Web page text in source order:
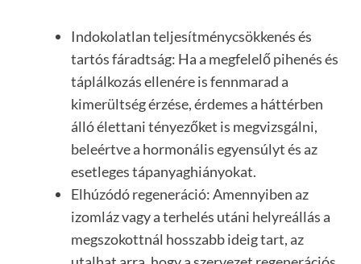
Indokolatlan teljesítménycsökkenés és
tartós fáradtság: Ha a megfelelő pihenés és
táplálkozás ellenére is fennmarad a
kimerültség érzése, érdemes a háttérben
álló élettani tényezőket is megvizsgálni,
beleértve a hormonális egyensúlyt és az
esetleges tápanyaghiányokat.
Elhúzódó regeneráció: Amennyiben az
izomláz vagy a terhelés utáni helyreállás a
megszokottnál hosszabb ideig tart, az